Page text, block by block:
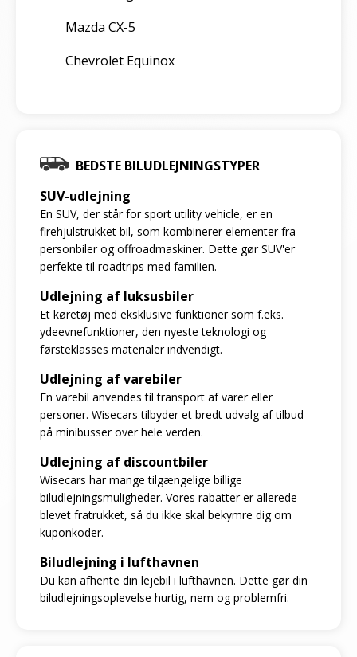
Mazda CX-5
Chevrolet Equinox
BEDSTE BILUDLEJNINGSTYPER
SUV-udlejning
En SUV, der står for sport utility vehicle, er en
firehjulstrukket bil, som kombinerer elementer fra
personbiler og offroadmaskiner. Dette gør SUV'er
perfekte til roadtrips med familien.
Udlejning af luksusbiler
Et køretøj med eksklusive funktioner som f.eks.
ydeevnefunktioner, den nyeste teknologi og
førsteklasses materialer indvendigt.
Udlejning af varebiler
En varebil anvendes til transport af varer eller
personer. Wisecars tilbyder et bredt udvalg af tilbud
på minibusser over hele verden.
Udlejning af discountbiler
Wisecars har mange tilgængelige billige
biludlejningsmuligheder. Vores rabatter er allerede
blevet fratrukket, så du ikke skal bekymre dig om
kuponkoder.
Biludlejning i lufthavnen
Du kan afhente din lejebil i lufthavnen. Dette gør din
biludlejningsoplevelse hurtig, nem og problemfri.